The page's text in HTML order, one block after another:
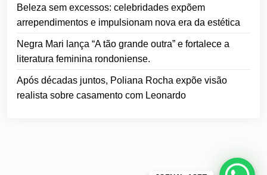
Beleza sem excessos: celebridades expõem
arrependimentos e impulsionam nova era da estética
Negra Mari lança “A tão grande outra” e fortalece a
literatura feminina rondoniense.
Após décadas juntos, Poliana Rocha expõe visão
realista sobre casamento com Leonardo